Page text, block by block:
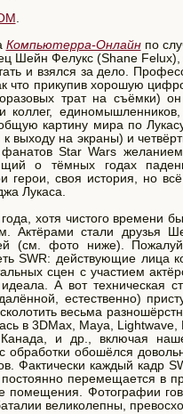
.
Компьютерра-Онлайнпо
Шейн Фелукс (Shane
и взялся за дело.
что прикупив хорошую
трат на съёмки)
коллег,
картину мира по
к выходу на экраны) и
Star Wars
о тёмных годах
герои, своя история, но
Лукаса.
хотя чистого времени
Актёрами стали друзья
(см. фото ниже).
SWR: действующие лица
сцен с участием
А вот техническая
естественно)
весьма
в 3DMax, Maya,
и др., включая
обработки обошёлся
Фактически каждый кадр
перемещается в
помещения. Фотографии
великолепны,